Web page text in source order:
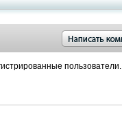
пользователи.